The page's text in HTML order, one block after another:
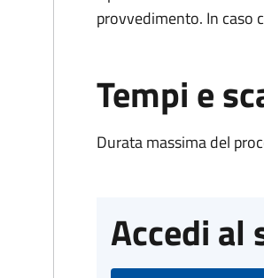
provvedimento. In caso
Tempi e
Durata massima del
Accedi al